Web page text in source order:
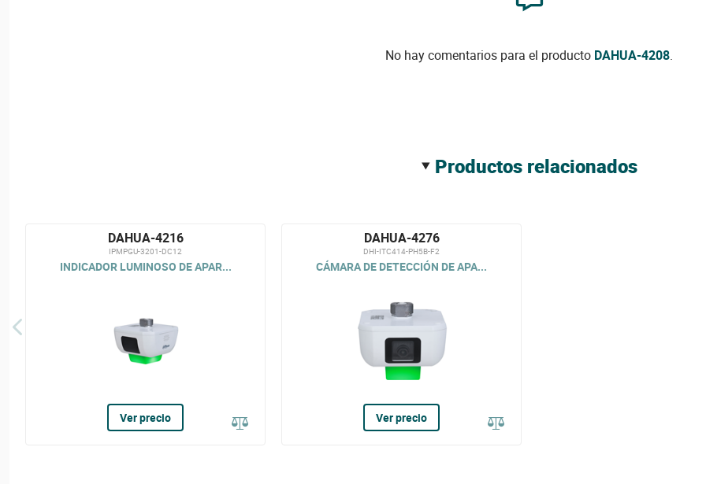
No hay comentarios para el producto DAHUA-4208.
productos relacionados
DAHUA-4216
IPMPGU-3201-DC12
INDICADOR LUMINOSO DE APAR...
Ver precio
DAHUA-4276
DHI-ITC414-PH5B-F2
CÁMARA DE DETECCIÓN DE APA...
Ver precio